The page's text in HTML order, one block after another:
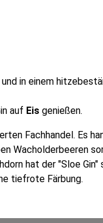
in einem
auf Eis genießen.
Fachhandel. Es
Wacholderbeeren
hat der "Sloe Gin"
tiefrote Färbung.